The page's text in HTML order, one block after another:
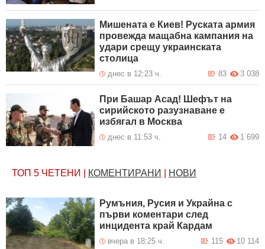
Мишената е Киев! Руската армия
провежда мащабна кампания на
удари срещу украинската
столица
днес в 12:23 ч. 3 038
83
При Башар Асад! Шефът на
сирийското разузнаване е
избягал в Москва
днес в 11:53 ч. 1 699
14
ТОП 5 ЧЕТЕНИ КОМЕНТИРАНИ НОВИ
Румъния, Русия и Украйна с
първи коментари след
инцидента край Кардам
вчера в 18:25 ч. 10 114
115